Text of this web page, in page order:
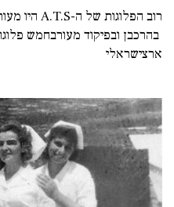
רוב הפלוגות של ה-A.T.S היו מעורבות:
חמש
ארצישראלי